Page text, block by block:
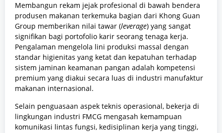
Membangun rekam jejak profesional di bawah bendera
produsen makanan terkemuka bagian dari Khong Guan
Group memberikan nilai tawar (leverage) yang sangat
signifikan bagi portofolio karir seorang tenaga kerja.
Pengalaman mengelola lini produksi massal dengan
standar higienitas yang ketat dan kepatuhan terhadap
sistem jaminan keamanan pangan adalah kompetensi
premium yang diakui secara luas di industri manufaktur
makanan internasional.
Selain penguasaan aspek teknis operasional, bekerja di
lingkungan industri FMCG mengasah kemampuan
komunikasi lintas fungsi, kedisiplinan kerja yang tinggi,